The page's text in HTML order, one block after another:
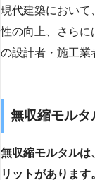
現代建築において
性の向上、さらに
の設計者・施工業
無収縮モルタ
無収縮モルタルは
リットがあります